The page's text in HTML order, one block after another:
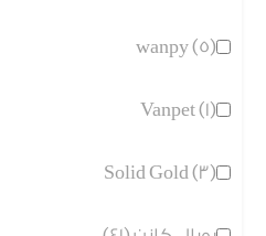
wanpy (5)
Vanpet (1)
Solid Gold (3)